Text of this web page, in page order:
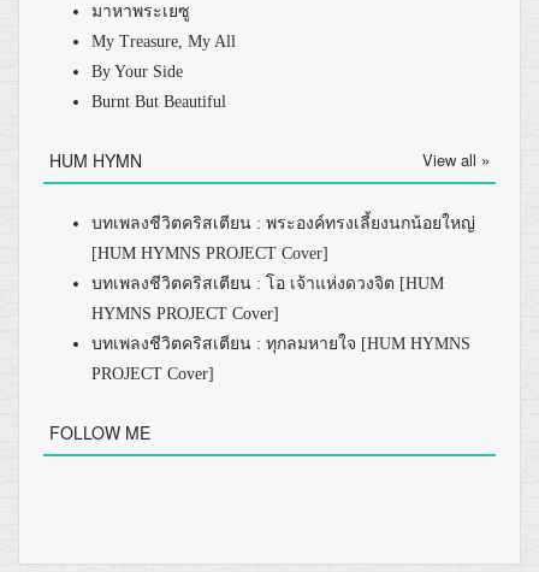
มาหาพระเยซู
My Treasure, My All
By Your Side
Burnt But Beautiful
HUM HYMN View all »
บทเพลงชีวิตคริสเตียน : พระองค์ทรงเลี้ยงนกน้อยใหญ่
[HUM HYMNS PROJECT Cover]
บทเพลงชีวิตคริสเตียน : โอ เจ้าแห่งดวงจิต [HUM
HYMNS PROJECT Cover]
บทเพลงชีวิตคริสเตียน : ทุกลมหายใจ [HUM HYMNS
PROJECT Cover]
FOLLOW ME